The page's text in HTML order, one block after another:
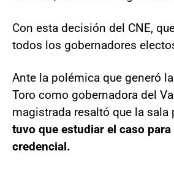
Con esta decisión del CNE,
todos los gobernadores
Ante la polémica que generó
Toro como gobernadora del
magistrada resaltó que la sala
tuvo que estudiar el caso
credencial.